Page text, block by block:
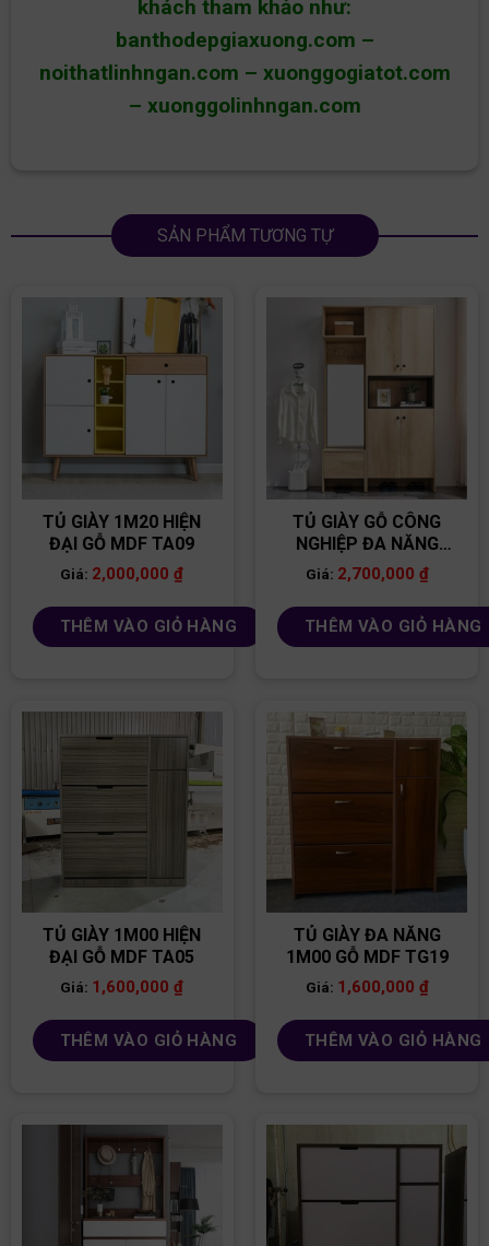
khách tham khảo như:
banthodepgiaxuong.com –
noithatlinhngan.com – xuonggogiatot.com
– xuonggolinhngan.com
SẢN PHẨM TƯƠNG TỰ
TỦ GIÀY 1M20 HIỆN
ĐẠI GỖ MDF TA09
Giá: 2,000,000₫
THÊM VÀO GIỎ HÀNG
TỦ GIÀY GỖ CÔNG
NGHIỆP ĐA NĂNG
TG23
Giá: 2,700,000 ₫
THÊM VÀO GIỎ HÀNG
TỦ GIÀY 1M00 HIỆN
ĐẠI GỖ MDF TA05
Giá: 1,600,000₫
THÊM VÀO GIỎ HÀNG
TỦ GIÀY ĐA NĂNG
1M00 GỖ MDF TG19
Giá: 1,600,000 ₫
THÊM VÀO GIỎ HÀNG